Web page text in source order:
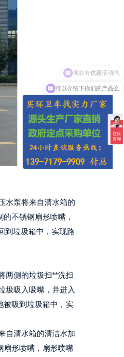
水泵将来自清水箱的
不锈钢扇形喷嘴，
到垃圾箱中，实现路
两侧的垃圾扫**洗扫
圾吸入吸嘴，并进入
被吸到垃圾箱中，实
自清水箱的清洁水加
扇形喷嘴，扇形喷嘴
可以介绍下你们的产品么